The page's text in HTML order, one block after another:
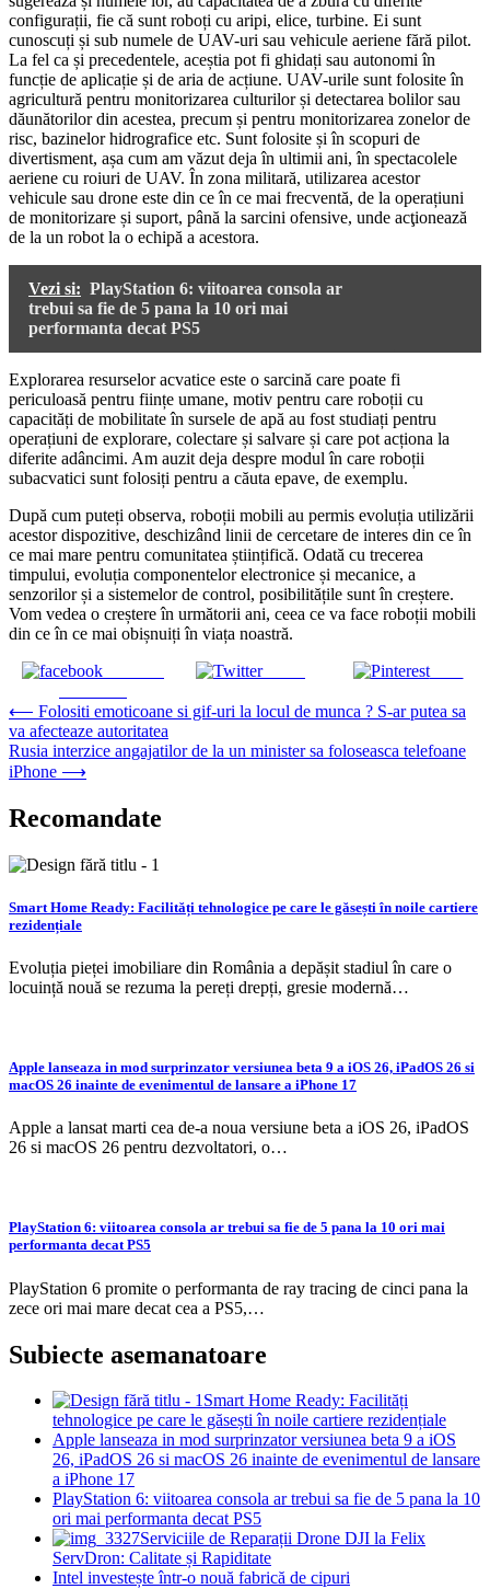
configurații, fie că sunt roboți cu aripi, elice, turbine. Ei sunt
cunoscuți și sub numele de UAV-uri sau vehicule aeriene fără pilot.
La fel ca și precedentele, aceștia pot fi ghidați sau autonomi în
funcție de aplicație și de aria de acțiune. UAV-urile sunt folosite în
agricultură pentru monitorizarea culturilor și detectarea bolilor sau
dăunătorilor din acestea, precum și pentru monitorizarea zonelor de
risc, bazinelor hidrografice etc. Sunt folosite și în scopuri de
divertisment, așa cum am văzut deja în ultimii ani, în spectacolele
aeriene cu roiuri de UAV. În zona militară, utilizarea acestor
vehicule sau drone este din ce în ce mai frecventă, de la operațiuni
de monitorizare și suport, până la sarcini ofensive, unde acţionează
de la un robot la o echipă a acestora.
Vezi si: PlayStation 6: viitoarea consola ar
trebui sa fie de 5 pana la 10 ori mai
performanta decat PS5
Explorarea resurselor acvatice este o sarcină care poate fi
periculoasă pentru ființe umane, motiv pentru care roboții cu
capacități de mobilitate în sursele de apă au fost studiați pentru
operațiuni de explorare, colectare și salvare și care pot acționa la
diferite adâncimi. Am auzit deja despre modul în care roboții
subacvatici sunt folosiți pentru a căuta epave, de exemplu.
După cum puteți observa, roboții mobili au permis evoluția utilizării
acestor dispozitive, deschizând linii de cercetare de interes din ce în
ce mai mare pentru comunitatea științifică. Odată cu trecerea
timpului, evoluția componentelor electronice și mecanice, a
senzorilor și a sistemelor de control, posibilitățile sunt în creștere.
Vom vedea o creștere în următorii ani, ceea ce va face roboții mobili
din ce în ce mai obișnuiți în viața noastră.
Tweet Save
Navigare
în
articole
⟵ Folositi emoticoane si gif-uri la locul de munca ? S-ar putea sa
va afecteaze autoritatea
Rusia interzice angajatilor de la un minister sa foloseasca telefoane
iPhone ⟶
Recomandate
Smart Home Ready: Facilități tehnologice pe care le găsești în noile cartiere
rezidențiale
Evoluția pieței imobiliare din România a depășit stadiul în care o
locuință nouă se rezuma la pereți drepți, gresie modernă…
Apple lanseaza in mod surprinzator versiunea beta 9 a iOS 26, iPadOS 26 si
macOS 26 inainte de evenimentul de lansare a iPhone 17
Apple a lansat marti cea de-a noua versiune beta a iOS 26, iPadOS
26 si macOS 26 pentru dezvoltatori, o…
PlayStation 6: viitoarea consola ar trebui sa fie de 5 pana la 10 ori mai
performanta decat PS5
PlayStation 6 promite o performanta de ray tracing de cinci pana la
zece ori mai mare decat cea a PS5,…
Subiecte asemanatoare
Smart Home Ready: Facilități
tehnologice pe care le găsești în noile cartiere rezidențiale
Apple lanseaza in mod surprinzator versiunea beta 9 a iOS
26, iPadOS 26 si macOS 26 inainte de evenimentul de lansare
a iPhone 17
PlayStation 6: viitoarea consola ar trebui sa fie de 5 pana la 10
ori mai performanta decat PS5
Serviciile de Reparații Drone DJI la Felix
ServDron: Calitate și Rapiditate
Intel investește într-o nouă fabrică de cipuri